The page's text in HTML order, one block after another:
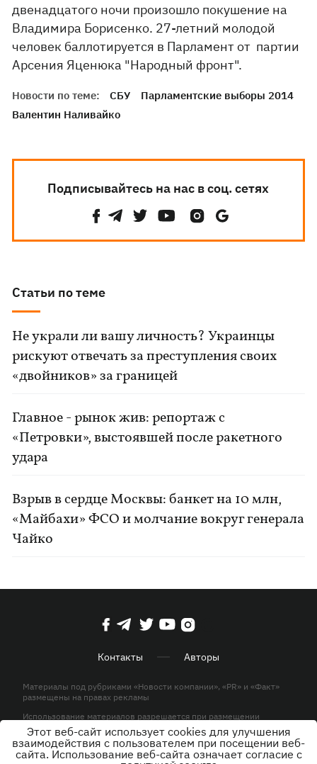
двенадцатого ночи произошло покушение на
Владимира Борисенко. 27-летний молодой
человек баллотируется в Парламент от партии
Арсения Яценюка "Народный фронт".
Новости по теме: СБУ
Парламентские выборы 2014
Валентин Наливайко
Подписывайтесь на нас в соц. сетях
Статьи по теме
Не украли ли вашу личность? Украинцы
рискуют отвечать за преступления своих
«двойников» за границей
Главное - рынок жив: репортаж с
«Петровки», выстоявшей после ракетного
удара
Взрыв в сердце Москвы: банкет на 10 млн,
«Майбахи» ФСО и молчание вокруг генерала
Чайко
Контакты Авторы
Материалы под рубриками «Новости компании», «PR» и «Факт»
размещены на правах рекламы
Использование материалов разрешается при размещении
активной гиперссылки на KP.UA в первом абзаце.
© ООО «ЮЛАВ МЕДИА»,2026. Все права защищены.
Этот веб-сайт использует cookies для улучшения
взаимодействия с пользователем при посещении веб-
сайта. Использование веб-сайта означает согласие с